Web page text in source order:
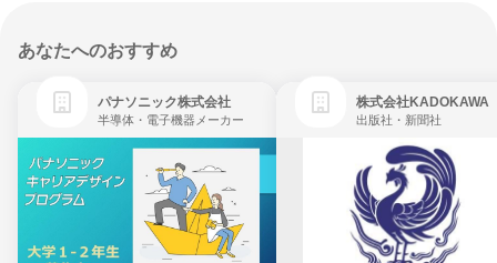
あなたへのおすすめ
パナソニック株式会社
半導体・電子機器メーカー
株式会社KADOKAWA
出版社・新聞社